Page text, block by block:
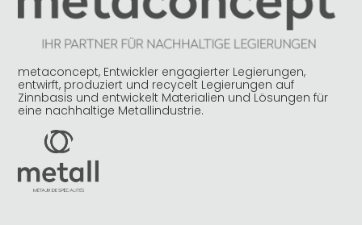
metaconcept, Entwickler engagierter Legierungen,
entwirft, produziert und recycelt Legierungen auf
Zinnbasis und entwickelt Materialien und Lösungen für
eine nachhaltige Metallindustrie.